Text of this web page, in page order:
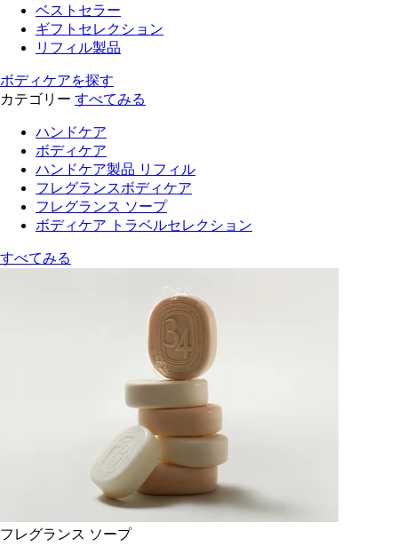
ベストセラー
ギフトセレクション
リフィル製品
ボディケアを探す
カテゴリー すべてみる
ハンドケア
ボディケア
ハンドケア製品 リフィル
フレグランスボディケア
フレグランス ソープ
ボディケア トラベルセレクション
すべてみる
フレグランス ソープ